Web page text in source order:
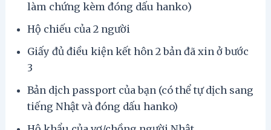
làm chứng kèm đóng dấu hanko)
Hộ chiếu của 2 người
Giấy đủ điều kiện kết hôn 2 bản đã xin ở bước
3
Bản dịch passport của bạn (có thể tự dịch sang
tiếng Nhật và đóng dấu hanko)